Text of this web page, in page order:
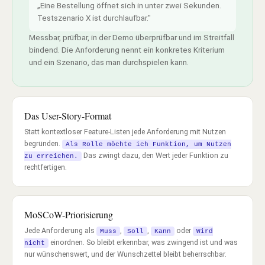
„Eine Bestellung öffnet sich in unter zwei Sekunden.
Testszenario X ist durchlaufbar."
Messbar, prüfbar, in der Demo überprüfbar und im Streitfall
bindend. Die Anforderung nennt ein konkretes Kriterium
und ein Szenario, das man durchspielen kann.
Das User-Story-Format
Statt kontextloser Feature-Listen jede Anforderung mit Nutzen
begründen.
Als Rolle möchte ich Funktion, um Nutzen
zu erreichen.
Das zwingt dazu, den Wert jeder Funktion zu
rechtfertigen.
MoSCoW-Priorisierung
Jede Anforderung als Muss , Soll , Kann oder
Wird
nicht
einordnen. So bleibt erkennbar, was zwingend ist und was
nur wünschenswert, und der Wunschzettel bleibt beherrschbar.